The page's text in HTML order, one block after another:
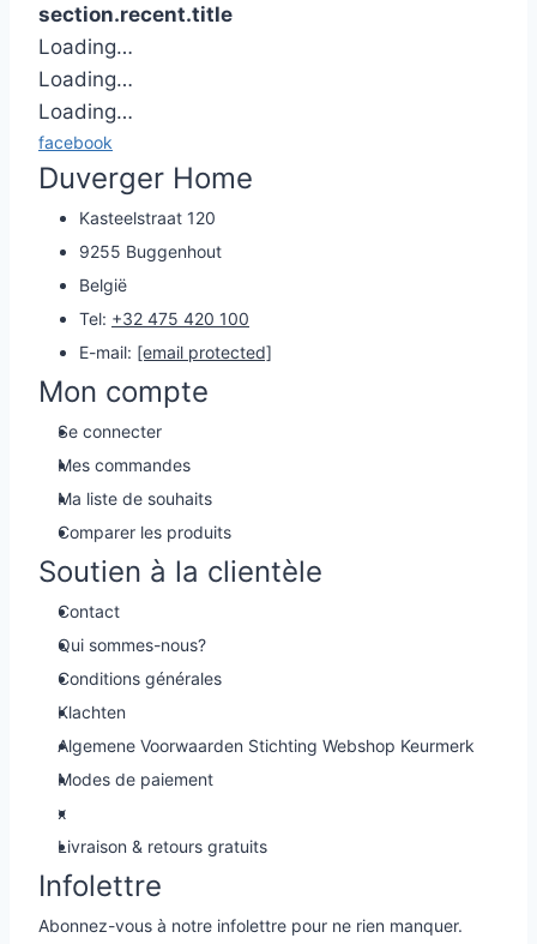
section.recent.title
Loading…
Loading…
Loading…
facebook
Duverger Home
Kasteelstraat 120
9255 Buggenhout
België
Tel: +32 475 420 100
E-mail: [email protected]
Mon compte
Se connecter
Mes commandes
Ma liste de souhaits
Comparer les produits
Soutien à la clientèle
Contact
Qui sommes-nous?
Conditions générales
Klachten
Algemene Voorwaarden Stichting Webshop Keurmerk
Modes de paiement
x
Livraison & retours gratuits
Infolettre
Abonnez-vous à notre infolettre pour ne rien manquer.